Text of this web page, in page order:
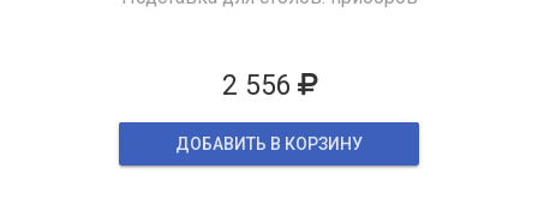
2 556
ДОБАВИТЬ В КОРЗИНУ